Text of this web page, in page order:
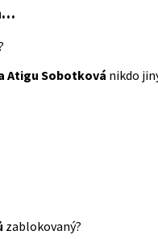
Atigu Sobotková nikdo
zablokovaný?